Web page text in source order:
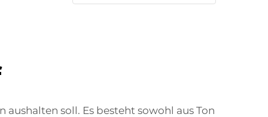
soll. Es besteht sowohl aus Ton